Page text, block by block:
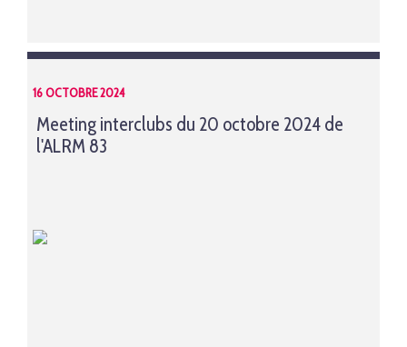
16 OCTOBRE 2024
Meeting interclubs du 20 octobre 2024 de
l'ALRM 83